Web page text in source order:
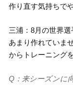
作り直す気持ちで
三浦：8月の世界
あまり作れていま
からトレーニング
Q：来シーズンに